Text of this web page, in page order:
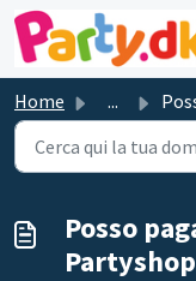
Salta al contenuto
Home ... Posso
Posso